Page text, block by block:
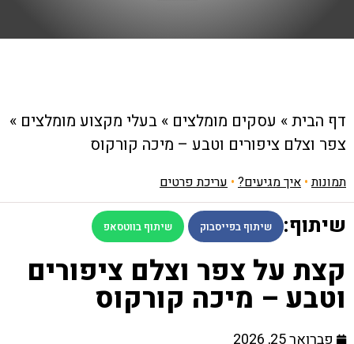
דף הבית» עסקים מומלצים » בעלי מקצוע מומלצים »
צפר וצלם ציפורים וטבע – מיכה קורקוס
תמונות• איך מגיעים? • עריכת פרטים
שיתוף: שיתוף בפייסבוק שיתוף בווטסאפ
קצת על צפר וצלם ציפורים
וטבע – מיכה קורקוס